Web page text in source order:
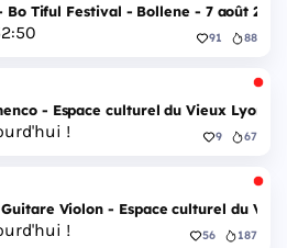
Tiful Festival - Bollene - 7 août 2026
:49 91 88
- Espace culturel du Vieux Lyon -
! 9 67
Violon - Espace culturel du
! 56 187